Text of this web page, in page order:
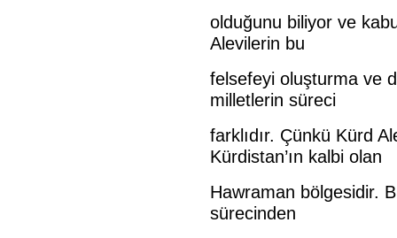
olduğunu biliyor ve
Alevilerin bu
felsefeyi oluşturma ve
milletlerin süreci
farklıdır. Çünkü Kürd
Kürdistan’ın kalbi olan
Hawraman bölgesidir.
sürecinden